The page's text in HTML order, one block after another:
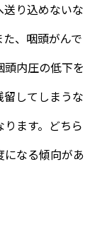
り込めないな
、咽頭がんで
内圧の低下を
してしまうな
ます。どちら
になる傾向があ